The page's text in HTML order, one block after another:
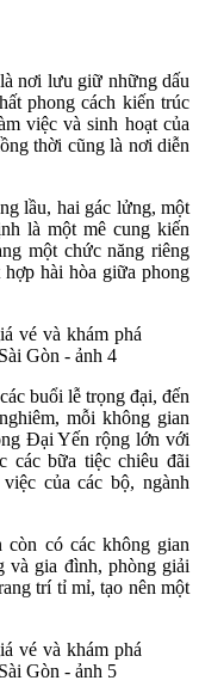
nơi lưu giữ những dấu
phong cách kiến trúc
việc và sinh hoạt của
thời cũng là nơi diễn
lầu, hai gác lửng, một
là một mê cung kiến
một chức năng riêng
hài hòa giữa phong
buổi lễ trọng đại, đến
mỗi không gian
Đại Yến rộng lớn với
các bữa tiệc chiêu đãi
của các bộ, ngành
có các không gian
và gia đình, phòng giải
trí tỉ mỉ, tạo nên một